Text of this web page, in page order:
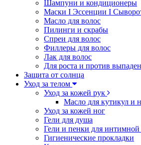
Шампуни и кондиционеры
Маски I Эссенции I
Масло для волос
Пилинги и скрабы
Спреи для волос
Филлеры для волос
Лак для волос
Для роста и против
Защита от солнца
Уход за телом
Уход за кожей рук
Масло для кутикул и
Уход за кожей ног
Гели для душа
Гели и пенки для
Гигиенические прокладки